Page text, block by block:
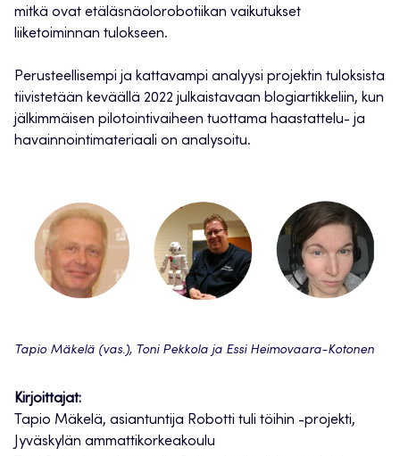
mitkä ovat etäläsnäolorobotiikan vaikutukset
liiketoiminnan tulokseen.
Perusteellisempi ja kattavampi analyysi projektin tuloksista
tiivistetään keväällä 2022 julkaistavaan blogiartikkeliin, kun
jälkimmäisen pilotointivaiheen tuottama haastattelu- ja
havainnointimateriaali on analysoitu.
Tapio Mäkelä (vas.), Toni Pekkola ja Essi Heimovaara-Kotonen
Kirjoittajat:
Tapio Mäkelä, asiantuntija Robotti tuli töihin -projekti,
Jyväskylän ammattikorkeakoulu